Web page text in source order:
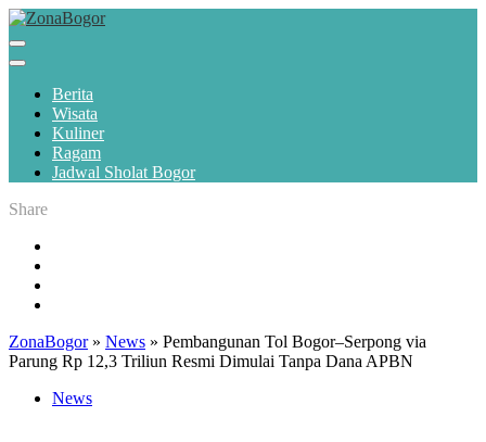
Berita
Wisata
Kuliner
Ragam
Jadwal Sholat Bogor
Share
ZonaBogor» News » Pembangunan Tol Bogor–Serpong via
Parung Rp 12,3 Triliun Resmi Dimulai Tanpa Dana APBN
News